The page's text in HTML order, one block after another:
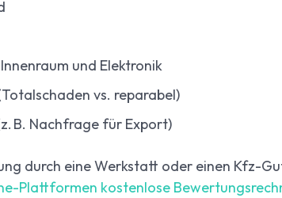
und Elektronik
vs. reparabel)
B. Nachfrage für Export)
durch eine Werkstatt oder einen Kfz-
Plattformen kostenlose